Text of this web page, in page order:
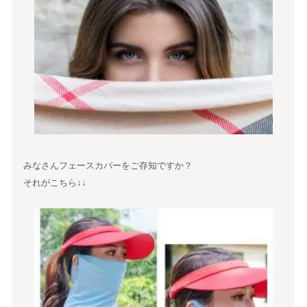
みなさんフェースカバーをご存知ですか？
それがこちら↓↓